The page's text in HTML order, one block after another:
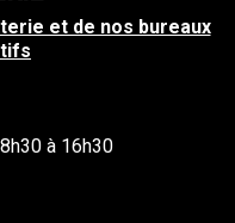
et de nos bureaux
à 16h30